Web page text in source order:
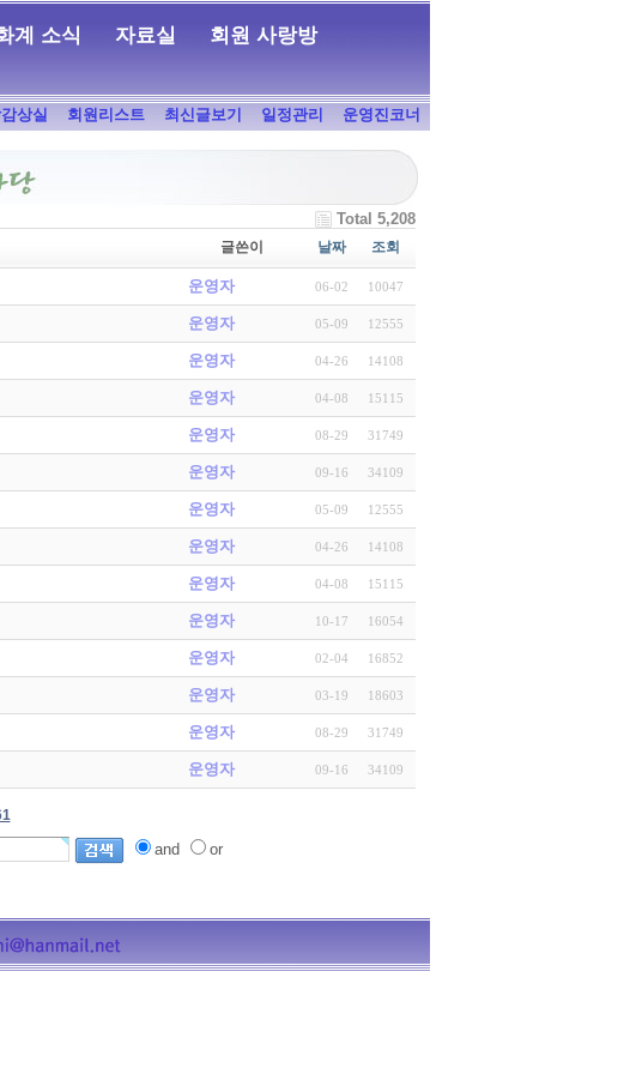
계 소식 자료실 회원 사랑방
상실 회원리스트 최신글보기 일정관리 운영진코너
Total 5,208
글쓴이 날짜 조회
운영자 06-02 10047
운영자 05-09 12555
운영자 04-26 14108
운영자 04-08 15115
운영자 08-29 31749
운영자 09-16 34109
운영자 05-09 12555
운영자 04-26 14108
운영자 04-08 15115
운영자 10-17 16054
운영자 02-04 16852
운영자 03-19 18603
운영자 08-29 31749
운영자 09-16 34109
and or